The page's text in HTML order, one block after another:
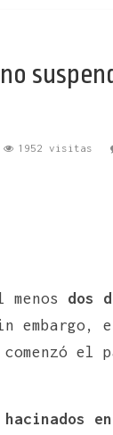
1952 visitas
dos
embargo,
el